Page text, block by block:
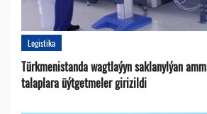
Logistika
Türkmenistanda wagtlaýyn saklanylýan
talaplara üýtgetmeler girizildi